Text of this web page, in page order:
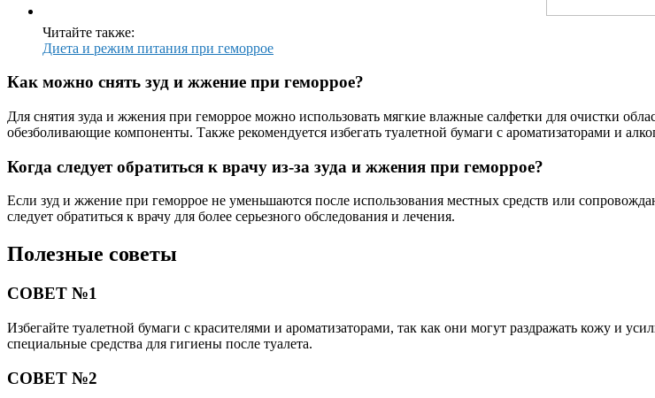
Читайте также:
Диета и режим питания при геморрое
Как можно снять зуд и жжение при геморрое?
Для снятия зуда и жжения при геморрое можно использовать мягкие влажные салфетки для очистки
обезболивающие компоненты. Также рекомендуется избегать туалетной бумаги с ароматизаторами и
Когда следует обратиться к врачу из-за зуда и жжения при геморрое?
Если зуд и жжение при геморрое не уменьшаются после использования местных средств или
следует обратиться к врачу для более серьезного обследования и лечения.
Полезные советы
СОВЕТ №1
Избегайте туалетной бумаги с красителями и ароматизаторами, так как они могут раздражать кожу и
специальные средства для гигиены после туалета.
СОВЕТ №2